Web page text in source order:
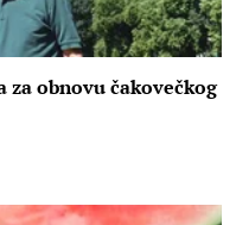
za obnovu čakovečkog